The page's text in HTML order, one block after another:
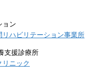
ョン
リハビリテーション事業所
支援診療所
リニック